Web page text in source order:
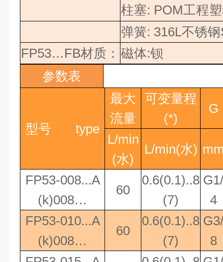
柱塞: POM工程
弹簧: 316L不锈钢
FP53…FB材质： 磁体:钡
参数表
型号 type
最大
流量
可变量程
(*)
G
L/min
(水)
L/min(水)
FP53-008...A
(k)008…
60
0.6(0.1)..8
(7)
G1/
4
FP53-010...A
(k)008…
60
0.6(0.1)..8
(7)
G3/
8